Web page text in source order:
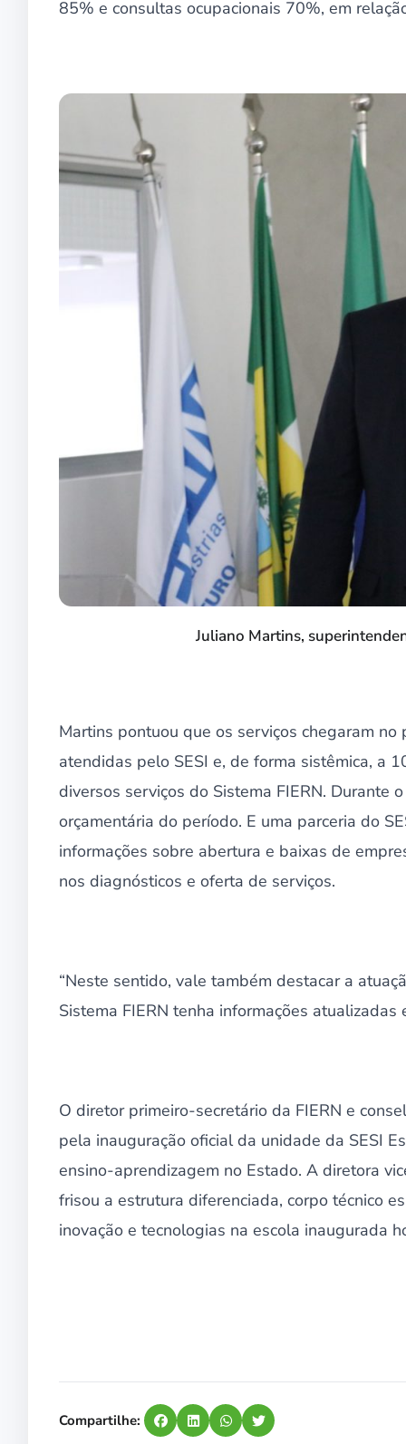
85% e consultas ocupacionais 70%, em
Juliano Martins,
Martins pontuou que os serviços chegaram
atendidas pelo SESI e, de forma sistêmica, a
diversos serviços do Sistema FIERN. Durante
orçamentária do período. E uma parceria do
informações sobre abertura e baixas de
nos diagnósticos e oferta de serviços.
“Neste sentido, vale também destacar a
Sistema FIERN tenha informações
O diretor primeiro-secretário da FIERN e
pela inauguração oficial da unidade da SESI
ensino-aprendizagem no Estado. A diretora
frisou a estrutura diferenciada, corpo técnico
inovação e tecnologias na escola inaugurada
Compartilhe: